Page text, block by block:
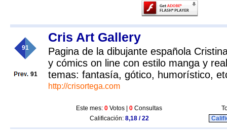
91
91
Cris Art Gallery
Pagina de la dibujante española
y cómics on line con estilo manga y
temas: fantasía, gótico, humorístico,
http://crisortega.com
Este mes: 0 Votos | 0 Consultas
Calificación: 8,18 / 22